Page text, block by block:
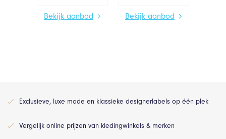
Bekijk aanbod Bekijk aanbod
Exclusieve, luxe mode en klassieke designerlabels op één plek
Vergelijk online prijzen van kledingwinkels & merken